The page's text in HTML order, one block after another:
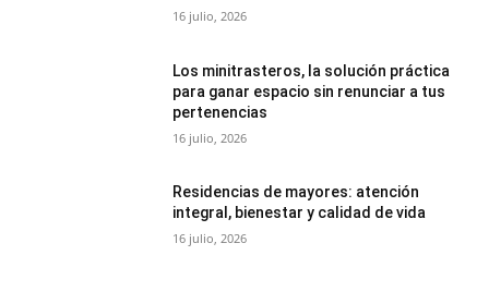
16 julio, 2026
Los minitrasteros, la solución práctica
para ganar espacio sin renunciar a tus
pertenencias
16 julio, 2026
Residencias de mayores: atención
integral, bienestar y calidad de vida
16 julio, 2026